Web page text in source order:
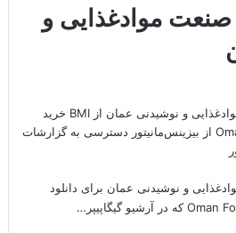
موادغذایی و
و نوشیدنی عمان برای دانلود